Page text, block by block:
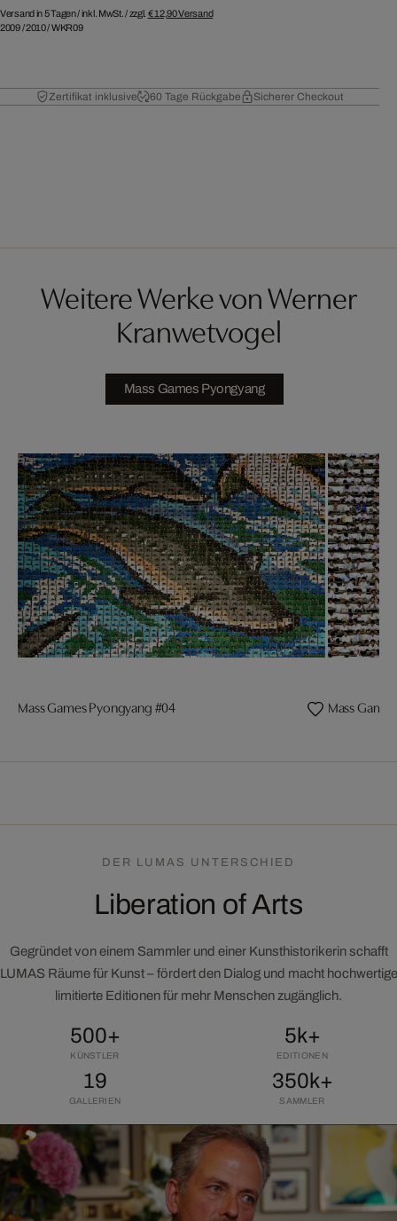
Versand in 5 Tagen /inkl. MwSt. / zzgl. € 12,90Versand
2009/2010/WKR09
Zertifikat inklusive 60 Tage Rückgabe Sicherer Checkout
Weitere Werke von Werner
Kranwetvogel
Mass Games Pyongyang
Mass Games Pyongyang #04 Mass
DER LUMAS UNTERSCHIED
Liberation of Arts
Gegründet von einem Sammler und einer Kunsthistorikerin schafft
LUMAS Räume für Kunst – fördert den Dialog und macht hochwertige
limitierte Editionen für mehr Menschen zugänglich.
500+
KÜNSTLER
5k+
EDITIONEN
19
GALLERIEN
350k+
SAMMLER